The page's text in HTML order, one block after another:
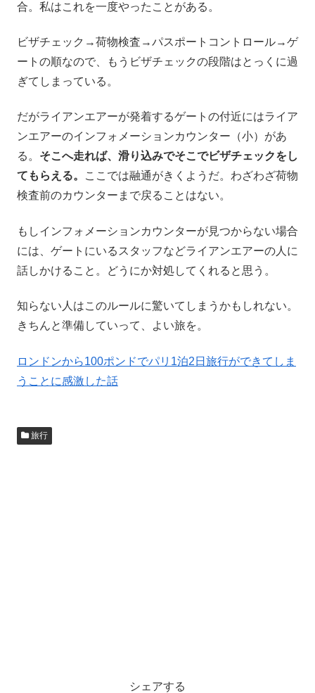
合。私はこれを一度やったことがある。
ビザチェック→荷物検査→パスポートコントロール→ゲ
ートの順なので、もうビザチェックの段階はとっくに過
ぎてしまっている。
だがライアンエアーが発着するゲートの付近にはライア
ンエアーのインフォメーションカウンター（小）があ
る。 そこへ走れば、滑り込みでそこでビザチェックをし
てもらえる。
ここでは融通がきくようだ。わざわざ荷物
検査前のカウンターまで戻ることはない。
もしインフォメーションカウンターが見つからない場合
には、ゲートにいるスタッフなどライアンエアーの人に
話しかけること。どうにか対処してくれると思う。
知らない人はこのルールに驚いてしまうかもしれない。
きちんと準備していって、よい旅を。
ロンドンから100ポンドでパリ1泊2日旅行ができてしま
うことに感激した話
旅行
シェアする